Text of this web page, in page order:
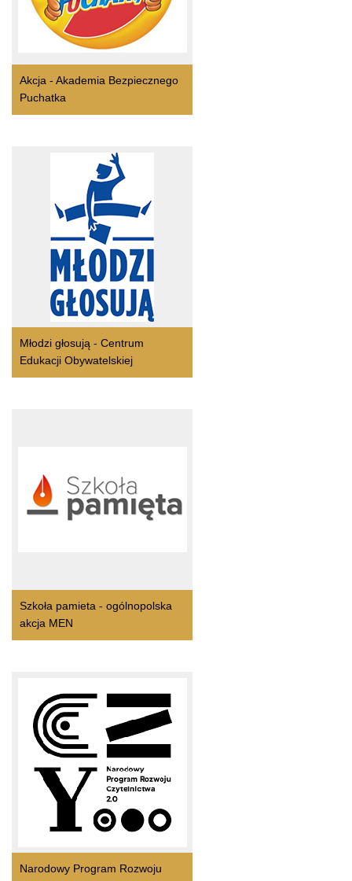
Akcja - Akademia Bezpiecznego
Puchatka
Młodzi głosują - Centrum
Edukacji Obywatelskiej
Szkoła pamieta - ogólnopolska
akcja MEN
Narodowy Program Rozwoju